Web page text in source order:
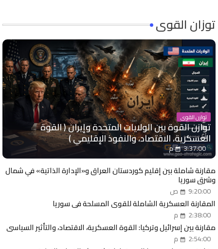
توزان القوى
توازن القوى
توازن القوة بين الولايات المتحدة وإيران ( القوة
العسكرية، الاقتصاد، والنفوذ الإقليمي )
3:37:00 م
مقارنة شاملة بين إقليم كوردستان العراق و«الإدارة الذاتية» في شمال
وشرق سوريا
9:20:00 ص
المقارنة العسكرية الشاملة للقوى المسلحة في سوريا
2:38:00 م
مقارنة بين إسرائيل وتركيا: القوة العسكرية، الاقتصاد، والتأثير السياسي
2:54:00 م